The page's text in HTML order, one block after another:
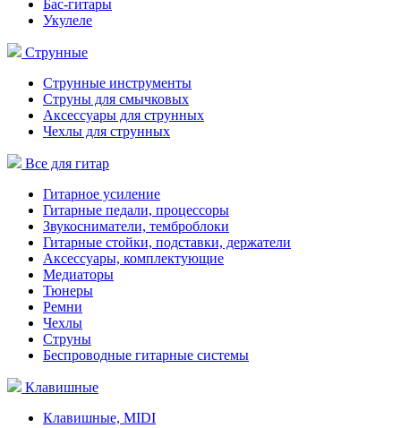
Бас-гитары
Укулеле
Струнные
Струнные инструменты
Струны для смычковых
Аксессуары для струнных
Чехлы для струнных
Все для гитар
Гитарное усиление
Гитарные педали, процессоры
Звукосниматели, темброблоки
Гитарные стойки, подставки, держатели
Аксессуары, комплектующие
Медиаторы
Тюнеры
Ремни
Чехлы
Струны
Беспроводные гитарные системы
Клавишные
Клавишные, MIDI